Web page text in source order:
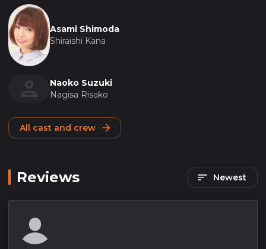
Asami Shimoda
Shiraishi Kana
Naoko Suzuki
Nagisa Risako
All cast and crew
Reviews Newest